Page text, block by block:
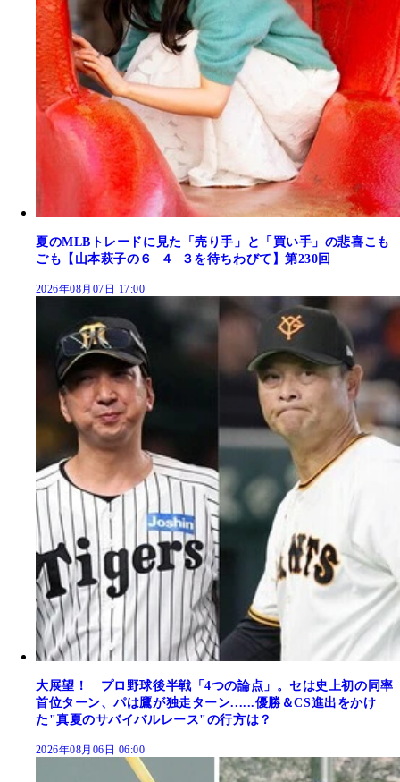
夏のMLBトレードに見た「売り手」と「買い手」の悲喜こも
ごも【山本萩子の６−４−３を待ちわびて】第230回
2026年08月07日 17:00
大展望！ プロ野球後半戦「4つの論点」。セは史上初の同率
首位ターン、パは鷹が独走ターン......優勝＆CS進出をかけ
た"真夏のサバイバルレース"の行方は？
2026年08月06日 06:00